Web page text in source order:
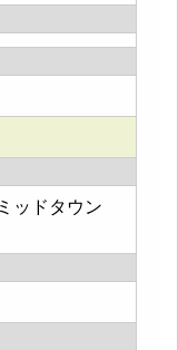
ッドタウン